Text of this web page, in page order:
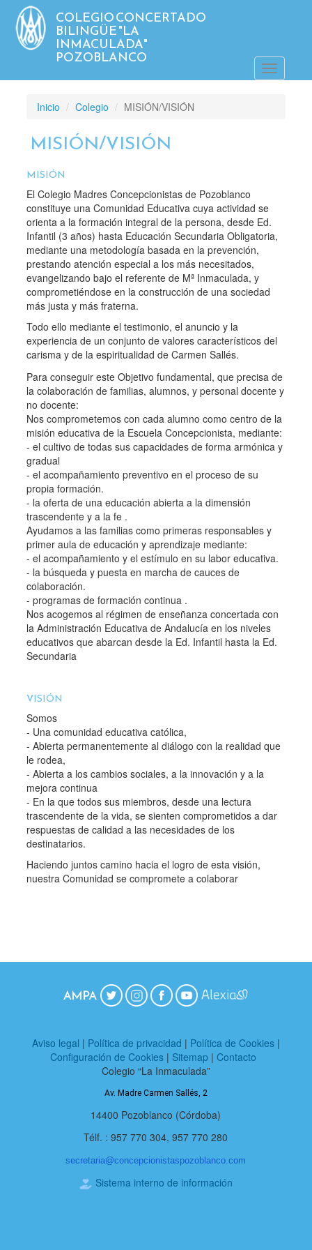
Pasar
contenido
principal
COLEGIO CONCERTADO
BILINGÜE "LA
INMACULADA"
POZOBLANCO
Toggle
Inicio
Colegio MISIÓN/VISIÓN
MISIÓN/VISIÓN
MISIÓN
El Colegio Madres Concepcionistas de Pozoblanco
constituye una Comunidad Educativa cuya actividad se
orienta a la formación integral de la persona, desde Ed.
Infantil (3 años) hasta Educación Secundaria Obligatoria,
mediante una metodología basada en la prevención,
prestando atención especial a los más necesitados,
evangelizando bajo el referente de Mª Inmaculada, y
comprometiéndose en la construcción de una sociedad
más justa y más fraterna.
Todo ello mediante el testimonio, el anuncio y la
experiencia de un conjunto de valores característicos del
carisma y de la espiritualidad de Carmen Sallés.
Para conseguir este Objetivo fundamental, que precisa de
la colaboración de familias, alumnos, y personal docente y
no docente:
Nos comprometemos con cada alumno como centro de la
misión educativa de la Escuela Concepcionista, mediante:
- el cultivo de todas sus capacidades de forma armónica y
gradual
- el acompañamiento preventivo en el proceso de su
propia formación.
- la oferta de una educación abierta a la dimensión
trascendente y a la fe .
Ayudamos a las familias como primeras responsables y
primer aula de educación y aprendizaje mediante:
- el acompañamiento y el estímulo en su labor educativa.
- la búsqueda y puesta en marcha de cauces de
colaboración.
- programas de formación continua .
Nos acogemos al régimen de enseñanza concertada con
la Administración Educativa de Andalucía en los niveles
educativos que abarcan desde la Ed. Infantil hasta la Ed.
Secundaria
VISIÓN
Somos
- Una comunidad educativa católica,
- Abierta permanentemente al diálogo con la realidad que
le rodea,
- Abierta a los cambios sociales, a la innovación y a la
mejora continua
- En la que todos sus miembros, desde una lectura
trascendente de la vida, se sienten comprometidos a dar
respuestas de calidad a las necesidades de los
destinatarios.
Haciendo juntos camino hacia el logro de esta visión,
nuestra Comunidad se compromete a colaborar
Aviso legal | Política de privacidad | Política de Cookies|
Configuración de Cookies| Sitemap | Contacto
Colegio “La Inmaculada”
Av. Madre Carmen Sallés, 2
14400 Pozoblanco (Córdoba)
Télf. : 957 770 304, 957 770 280
secretaria@concepcionistaspozoblanco.com
Sistema interno de información